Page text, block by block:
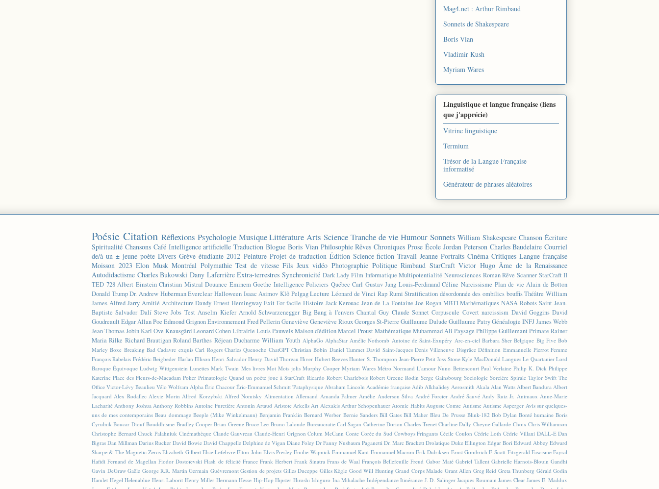
Mag4.net : Arthur Rimbaud
Sonnets de Shakespeare
Boris Vian
Vladimir Kush
Myriam Wares
Linguistique et langue française (liens
que j'apprécie)
Vitrine linguistique
Termium
Trésor de la Langue Française
informatisé
Générateur de phrases aléatoires
Poésie Citation Réflexions Psychologie Musique Littérature Arts Science Tranche de vie Humour Sonnets William Shakespeare Chanson Écriture
Spiritualité Chansons Café Intelligence artificielle Traduction Blogue Boris Vian Philosophie Rêves Chroniques Prose École Jordan Peterson Charles Baudelaire Courriel
de/à un ± jeune poète Divers Grève étudiante 2012 Peinture Projet de traduction Édition Science-fiction Travail Jeanne Portraits Cinéma Critiques Langue française
Moisson 2023 Elon Musk Montréal Polymathie Test de vitesse Fils Jeux vidéo Photographie Politique Rimbaud StarCraft Victor Hugo Âme de la Renaissance
Autodidactisme Charles Bukowski Dany Laferrière Extra-terrestres Synchronicité Dark Lady Film Informatique Multipotentialité Neurosciences Roman Rêve Scanner StarCraft II
TED 728 Albert Einstein Christian Mistral Douance Eminem Goethe Intelligence Policiers Québec Carl Gustav Jung Louis-Ferdinand Céline Narcissisme Plan de vie Alain de Botton
Donald Trump Dr. Andrew Huberman Everclear Halloween Isaac Asimov Klô Pelgag Lecture Léonard de Vinci Rap Rumi Stratification désordonnée des ombilics bouffis Théâtre William
James Alfred Jarry Amitié Architecture Dandy Ernest Hemingway Exit l'or facile Histoire Jack Kerouac Jean de La Fontaine Joe Rogan MBTI Mathématiques NASA Robots Saint-Jean-
Baptiste Salvador Dalí Steve Jobs Test Anselm Kiefer Arnold Schwarzenegger Big Bang à l'envers Chantal Guy Claude Sonnet Corpuscule Covert narcissism David Goggins David
Goudreault Edgar Allan Poe Edmond GrignonEnvironnement Fred PellerinGeneviève Geneviève RiouxGeorges St-Pierre Guillaume Dulude Guillaume PatryGénéalogie INFJJames Webb
Jean-Thomas JobinKarl Ove KnausgårdLeonard CohenLibrairie Louis PauwelsMaison d'éditionMarcel Proust Mathématique Muhammad Ali Paysage Philippe Guillemant Primate Rainer
Maria Rilke Richard Brautigan Roland Barthes Réjean Ducharme William Youth AlphaGo AlphaStar Amélie Nothomb Antoine de Saint-Exupéry Arc-en-ciel Barbara Sher Belgique Big Five Bob
Marley Boxe Breaking Bad Cadavre exquis Carl Rogers Charles Quenoche ChatGPT Christian Bobin Daniel Tammet David Saint-Jacques Denis Villeneuve Disgrâce Définition Emmanuelle Pierrot Femme
François Rabelais Frédéric Beigbeder Harlan Ellison Henri Salvador Henry David Thoreau Hiver Hubert Reeves Hunter S. Thompson Jean-Pierre Petit Joss Stone Kyle MacDonald Langues Le Quartanier Lord
Baroque Équivoque Ludwig Wittgenstein Lunettes Mark Twain Mes livres Mot Mots jolis Murphy Cooper Myriam Wares Métro Normand L'amour Nuno Bettencourt Paul Verlaine Philip K. Dick Philippe
Katerine Place des Fleurs-de-Macadam Poker Primatologie Quand un poète joue à StarCraft Ricardo Robert Charlebois Robert Greene Rodin Serge Gainsbourg Sociologie Sorcière Spirale Taylor Swift The
Office Victor-Lévy Beaulieu Vélo Wolfram Alpha Éric Chacour Éric-Emmanuel Schmitt 'Pataphysique Abraham Lincoln Académie française Adib Alkhalidey Aerosmith Akala Alan Watts Albert Bandura Albert
Jacquard Alex Rodallec Alexie Morin Alfred Korzybski Alfred Nomisky Alimentation Allemand Amanda Palmer Amélie Anderson Silva André Forcier André Sauvé Andy Ruiz Jr. Animaux Anne-Marie
Lacharité Anthony Joshua Anthony Robbins Antoine Furetière Antonin Artaud Aristote Arkells Art Alexakis Arthur Schopenhauer Atomic Habits Auguste Comte Autisme Autisme Asperger Avis sur quelques-
uns de mes contemporains Beau dommage Beeple (Mike Winkelmann) Benjamin Franklin Bernard Werber Bernie Sanders Bill Gates Bill Maher Bleu De Prusse Blink-182 Bob Dylan Bonté humaine Boris
Cyrulnik Boucar Diouf Bouddhisme Bradley Cooper Brian Greene Bruce Lee Bruno Lalonde Bureaucratie Carl Sagan Catherine Dorion Charles Trenet Charline Dally Cheyne Gallarde Choix Chris Williamson
Christophe Bernard Chuck Palahniuk Cinémathèque Claude Gauvreau Claude-Henri Grignon Colum McCann Conte Corée du Sud Cowboys Fringants Cécile Coulon Cédric Loth Cédric Villani DALL-E Dan
Bigras Dan Millman Darius Rucker David Bowie David Chappelle Delphine de Vigan Diane Foley Dr Fanny Nusbaum Paganetti Dr. Marc Brackett Drolatique Duke Ellington Edgar Bori Edward Abbey Edward
Sharpe & The Magnetic Zeros Elizabeth Gilbert Elsie Lefebvre Elton John Elvis Presley Emilie Wapnick Emmanuel Kant Emmanuel Macron Erik Didriksen Ernst Gombrich F. Scott Fitzgerald Fascisme Faysal
Hafidi Fernand de Magellan Fiodor Dostoïevski Flash de félicité France Frank Herbert Frank Sinatra Frans de Waal François Bellefeuille Freud Gabor Maté Gabriel Tallent Gabrielle Harnois-Blouin Gandhi
Gavin DeGraw Gaële George R.R. Martin Germain Guèvremont Gestion de projets Gilles Duceppe Gilles Kègle Good Will Hunting Grand Corps Malade Grant Allen Greg Reid Greta Thunberg Gérald Godin
Hamlet Hegel Helenablue Henri Laborit Henry Miller Hermann Hesse Hip-Hop Hipster Hiroshi Ishiguro Ina Mihalache Indépendance Itinérance J. D. Salinger Jacques Roumain James Clear James E. Maddux